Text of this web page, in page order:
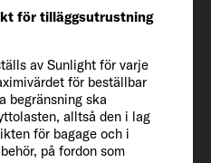
för tilläggsutrustning
av Sunlight för varje
för beställbar
begränsning ska
alltså den i lag
för bagage och i
på fordon som
förare)
kW (hk)
(140)